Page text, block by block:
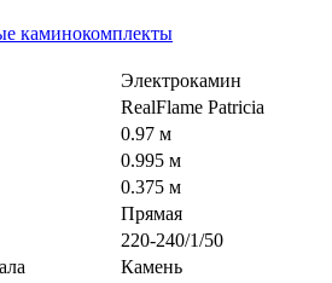
каминокомплекты
Электрокамин
RealFlame Patricia
0.97 м
0.995 м
0.375 м
Прямая
220-240/1/50
Камень